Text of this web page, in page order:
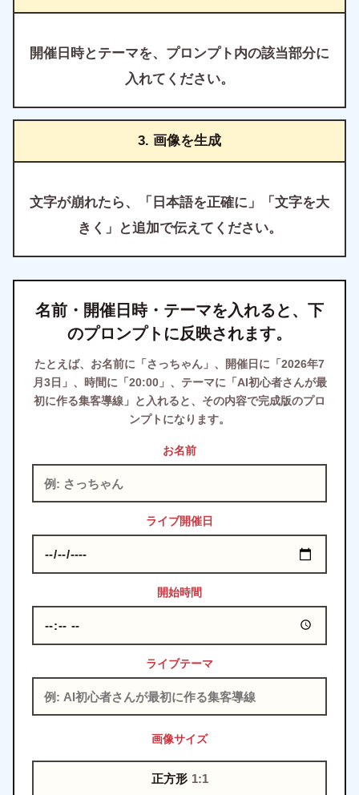
開催日時とテーマを、プロンプト内の該当部分に
入れてください。
3. 画像を生成
文字が崩れたら、「日本語を正確に」「文字を大
きく」と追加で伝えてください。
名前・開催日時・テーマを入れると、下
のプロンプトに反映されます。
たとえば、お名前に「さっちゃん」、開催日に「2026年7
月3日」、時間に「20:00」、テーマに「AI初心者さんが最
初に作る集客導線」と入れると、その内容で完成版のプロ
ンプトになります。
お名前
ライブ開催日
開始時間
ライブテーマ
画像サイズ
正方形 1:1